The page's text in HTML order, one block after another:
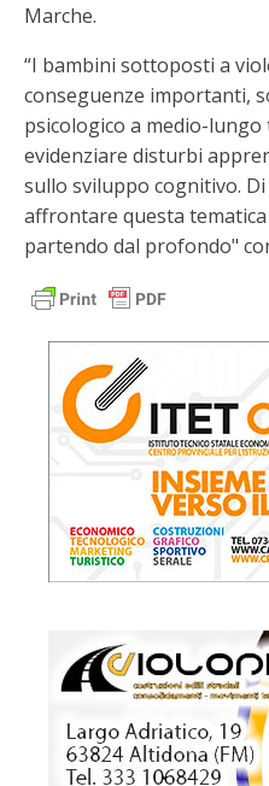
Marche.
“I bambini sottoposti a
conseguenze importanti,
psicologico a medio-
evidenziare disturbi
sullo sviluppo cognitivo.
affrontare questa
partendo dal profondo"